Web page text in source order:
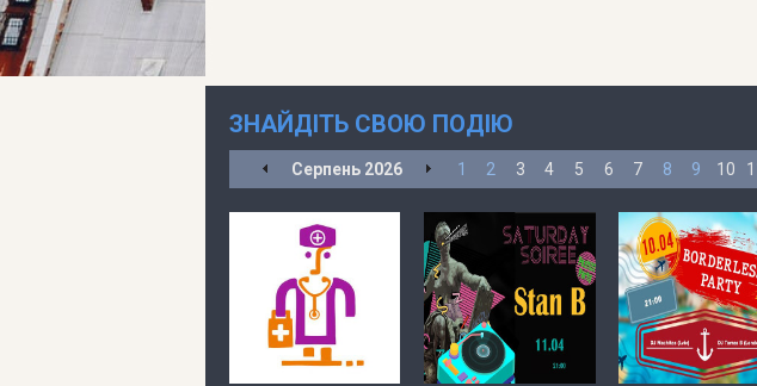
ЗНАЙДІТЬ СВОЮ ПОДІЮ
Серпень 2026 1 2 3 4 5 6 7 8 9 10